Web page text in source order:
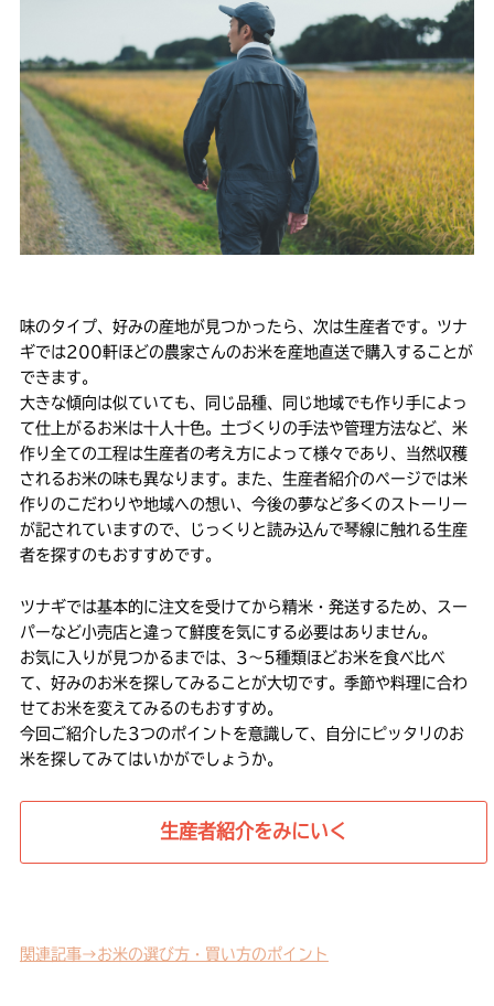
味のタイプ、好みの産地が見つかったら、次は生産者です。ツナ
ギでは200軒ほどの農家さんのお米を産地直送で購入することが
できます。
大きな傾向は似ていても、同じ品種、同じ地域でも作り手によっ
て仕上がるお米は十人十色。土づくりの手法や管理方法など、米
作り全ての工程は生産者の考え方によって様々であり、当然収穫
されるお米の味も異なります。また、生産者紹介のページでは米
作りのこだわりや地域への想い、今後の夢など多くのストーリー
が記されていますので、じっくりと読み込んで琴線に触れる生産
者を探すのもおすすめです。
ツナギでは基本的に注文を受けてから精米・発送するため、スー
パーなど小売店と違って鮮度を気にする必要はありません。
お気に入りが見つかるまでは、3〜5種類ほどお米を食べ比べ
て、好みのお米を探してみることが大切です。季節や料理に合わ
せてお米を変えてみるのもおすすめ。
今回ご紹介した3つのポイントを意識して、自分にピッタリのお
米を探してみてはいかがでしょうか。
生産者紹介をみにいく
関連記事→お米の選び方・買い方のポイント